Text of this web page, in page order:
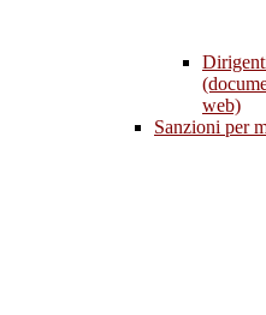
web)
Sanzioni per